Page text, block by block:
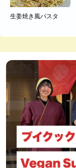
生姜焼き風パスタ